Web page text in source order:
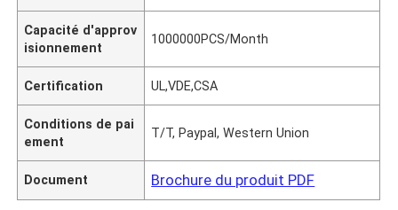
Capacité d'approv
isionnement
1000000PCS/Month
Certification UL,VDE,CSA
Conditions de pai
ement
T/T, Paypal, Western Union
Document Brochure du produit PDF